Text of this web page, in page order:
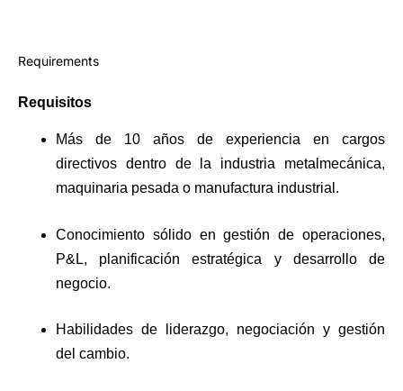
Requirements
Requisitos
Más de 10 años de experiencia en cargos
directivos dentro de la industria metalmecánica,
maquinaria pesada o manufactura industrial.
Conocimiento sólido en gestión de operaciones,
P&L, planificación estratégica y desarrollo de
negocio.
Habilidades de liderazgo, negociación y gestión
del cambio.